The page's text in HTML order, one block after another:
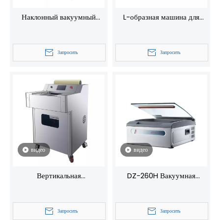
Наклонный вакуумный
вертикальных пакетов —
стационарная конструкция с
идеально подходит для
дома и коммерческого
использования.
Запросить
L-образная машина для
5540 Одновременно
запечатывает и разрезает
Запросить
видео
Вертикальная
машина для упаковки в
пластиковую пленку IWrap,
Запросить
видео
DZ-260H Вакуумная
Домашняя вакуумная
упаковочная машина
Запросить